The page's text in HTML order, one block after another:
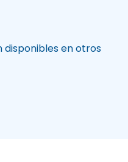
disponibles en otros